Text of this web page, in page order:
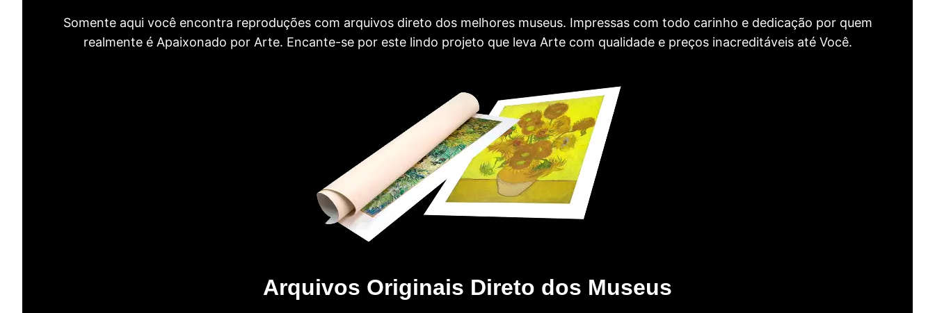
Somente aqui você encontra reproduções com arquivos direto dos melhores museus. Impressas com todo carinho e dedicação por quem
realmente é Apaixonado por Arte. Encante-se por este lindo projeto que leva Arte com qualidade e preços inacreditáveis até Você.
Arquivos Originais Direto dos Museus